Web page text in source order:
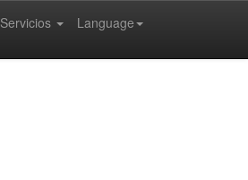
Language
Servicios